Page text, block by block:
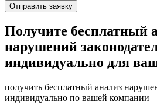
Отправить заявку
Получите бесплатный
нарушений
индивидуально для
получить бесплатный анализ
индивидуально по вашей компании